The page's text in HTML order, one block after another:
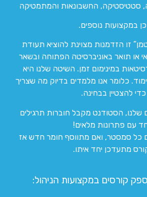
סטטיסטיקה, החשבונאות והמתמטיקה
במקצועות נוספים.
זו הזדמנות מצוינת להוציא תעודת
או תואר באוניברסיטה הפתוחה ובשאר
במינימום זמן. השיטה שלנו היא
כלומר אנו מלמדים בדיוק מה שצריך
כדי להצטיין בבחינה.
שלנו, הסטודנט מקבל חוברות תרגילים
עם פתרונות מלאים!
כל סמסטר, ואם מתווסף חומר חדש אז
מתעדכן יחד איתו.
קורסים במקצועות הניהול: